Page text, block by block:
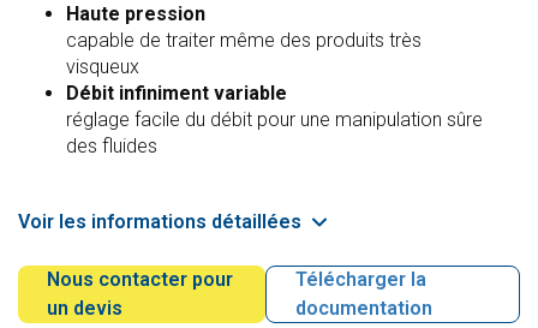
Haute pression
capable de traiter même des produits très
visqueux
Débit infiniment variable
réglage facile du débit pour une manipulation sûre
des fluides
Voir les informations détaillées
Nous contacter pour
un devis
Télécharger la
documentation